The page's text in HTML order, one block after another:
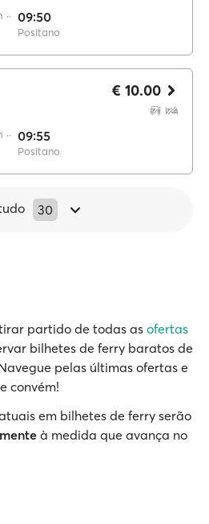
·· 09:50
Positano
·· 09:55
Positano
€ 10.00
30
partido de todas as ofertas
bilhetes de ferry baratos de
pelas últimas ofertas e
convém!
em bilhetes de ferry serão
à medida que avança no